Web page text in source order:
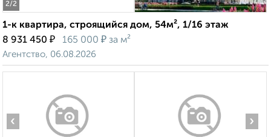
2/2
1-к квартира, строящийся дом, 54м², 1/16 этаж
8 931 450 ₽ 165 000 ₽ за м²
Агентство, 06.08.2026
‹ ›